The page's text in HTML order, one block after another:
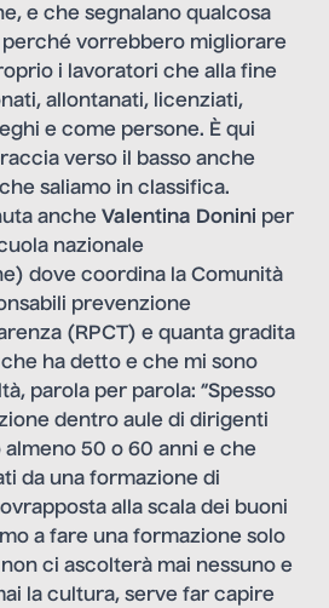
e che segnalano qualcosa
vorrebbero migliorare
i lavoratori che alla fine
allontanati, licenziati,
e come persone. È qui
verso il basso anche
saliamo in classifica.
anche Valentina Donini per
nazionale
dove coordina la Comunità
prevenzione
(RPCT) e quanta gradita
ha detto e che mi sono
parola per parola: “Spesso
dentro aule di dirigenti
almeno 50 o 60 anni e che
da una formazione di
alla scala dei buoni
a fare una formazione solo
ci ascolterà mai nessuno e
la cultura, serve far capire